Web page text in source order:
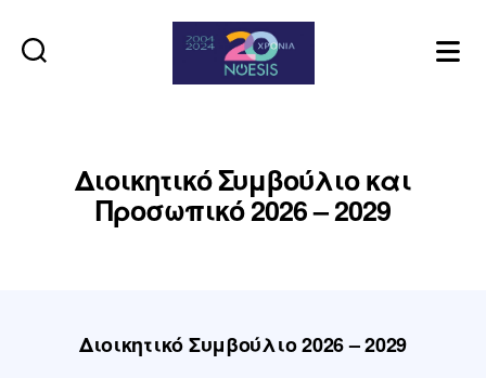
Διοικητικό Συμβούλιο και
Προσωπικό 2026 – 2029
Διοικητικό Συμβούλιο 2026 – 2029